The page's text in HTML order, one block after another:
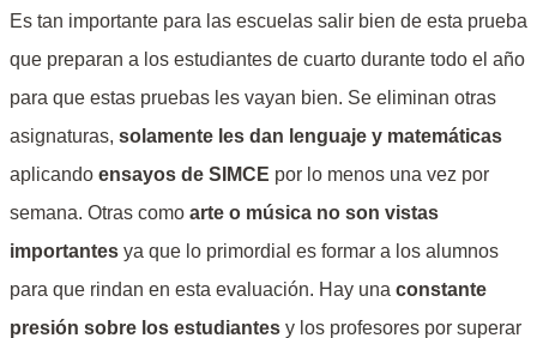
Es tan importante para las escuelas salir bien de esta prueba
que preparan a los estudiantes de cuarto durante todo el año
para que estas pruebas les vayan bien. Se eliminan otras
asignaturas, solamente les dan lenguaje y matemáticas
aplicando ensayos de SIMCE por lo menos una vez por
semana. Otras como arte o música no son vistas
importantes ya que lo primordial es formar a los alumnos
para que rindan en esta evaluación. Hay una constante
presión sobre los estudiantes y los profesores por superar